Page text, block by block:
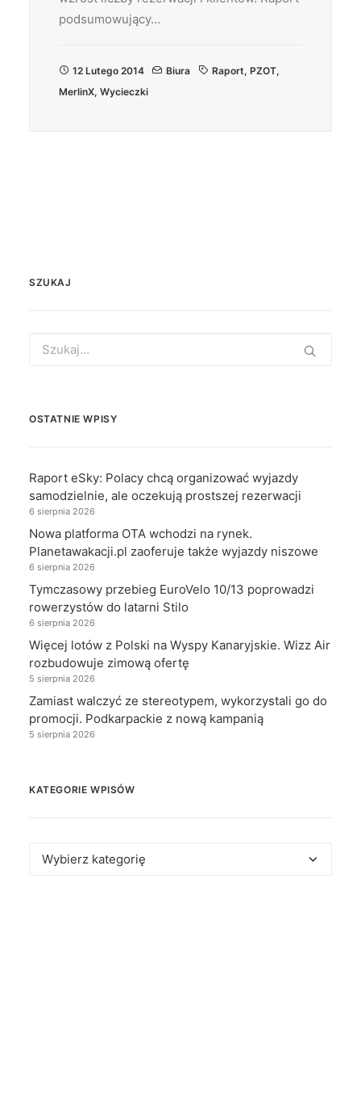
podsumowujący…
12 Lutego 2014 Biura Raport, PZOT,
MerlinX, Wycieczki
SZUKAJ
for:
OSTATNIE WPISY
Raport eSky: Polacy chcą organizować wyjazdy
samodzielnie, ale oczekują prostszej rezerwacji
6 sierpnia 2026
Nowa platforma OTA wchodzi na rynek.
Planetawakacji.pl zaoferuje także wyjazdy niszowe
6 sierpnia 2026
Tymczasowy przebieg EuroVelo 10/13 poprowadzi
rowerzystów do latarni Stilo
6 sierpnia 2026
Więcej lotów z Polski na Wyspy Kanaryjskie. Wizz Air
rozbudowuje zimową ofertę
5 sierpnia 2026
Zamiast walczyć ze stereotypem, wykorzystali go do
promocji. Podkarpackie z nową kampanią
5 sierpnia 2026
KATEGORIE WPISÓW
Kategorie